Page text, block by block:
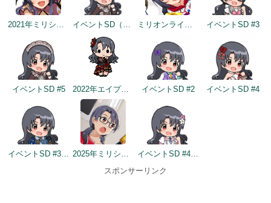
2021年ミリシタ4周年カウントダウン（1日前） イベントSD（2022/2/2） ミリオンライブ9周年記念トップ画面 イベントSD #3
イベントSD #5 2022年エイプリルフールネタ イベントSD #2 イベントSD #4
イベントSD #342 2025年ミリシタ8周年カウントダウン（2日前）
イベントSD #407
スポンサーリンク